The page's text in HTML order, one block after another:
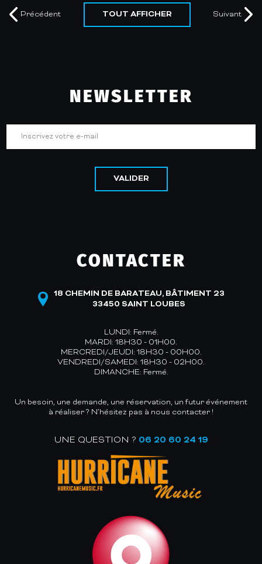
Précédent TOUT AFFICHER Suivant
NEWSLETTER
VALIDER
CONTACTER
18 CHEMIN DE BARATEAU, BÂTIMENT 23
33450 SAINT LOUBES
LUNDI: Fermé.
MARDI: 18H30 - 01H00.
MERCREDI/JEUDI: 18H30 - 00H00.
VENDREDI/SAMEDI: 18H30 - 02H00.
DIMANCHE: Fermé.
Un besoin, une demande, une réservation, un futur événement
à réaliser ? N’hésitez pas à nous contacter !
UNE QUESTION ? 06 20 60 24 19